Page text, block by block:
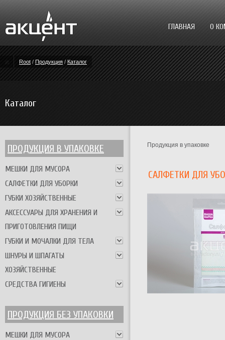
ГЛАВНАЯ О
Root / Продукция / Каталог
Каталог
ПРОДУКЦИЯ В УПАКОВКЕ
МЕШКИ ДЛЯ МУСОРА
САЛФЕТКИ ДЛЯ УБОРКИ
ГУБКИ ХОЗЯЙСТВЕННЫЕ
АКСЕССУАРЫ ДЛЯ ХРАНЕНИЯ И
ПРИГОТОВЛЕНИЯ ПИЩИ
ГУБКИ И МОЧАЛКИ ДЛЯ ТЕЛА
ШНУРЫ И ШПАГАТЫ
ХОЗЯЙСТВЕННЫЕ
СРЕДСТВА ГИГИЕНЫ
ПРОДУКЦИЯ БЕЗ УПАКОВКИ
МЕШКИ ДЛЯ МУСОРА
Продукция в упаковке
САЛФЕТКИ ДЛЯ